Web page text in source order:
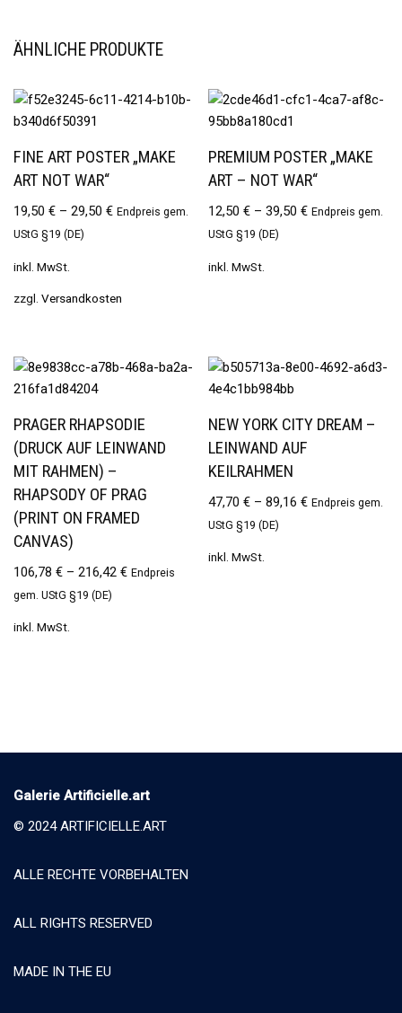
ÄHNLICHE PRODUKTE
FINE ART POSTER „MAKE
ART NOT WAR“
19,50 € – 29,50 € Endpreis gem.
UStG §19 (DE)
inkl. MwSt.
zzgl. Versandkosten
PREMIUM POSTER „MAKE
ART – NOT WAR“
12,50€ –39,50€ Endpreis gem.
UStG §19 (DE)
inkl. MwSt.
PRAGER RHAPSODIE
(DRUCK AUF LEINWAND
MIT RAHMEN) –
RHAPSODY OF PRAG
(PRINT ON FRAMED
CANVAS)
106,78 € – 216,42 € Endpreis
gem. UStG §19 (DE)
inkl. MwSt.
NEW YORK CITY DREAM –
LEINWAND AUF
KEILRAHMEN
47,70€ –89,16€ Endpreis gem.
UStG §19 (DE)
inkl. MwSt.
Galerie Artificielle.art
© 2024 ARTIFICIELLE.ART
ALLE RECHTE VORBEHALTEN
ALL RIGHTS RESERVED
MADE IN THE EU